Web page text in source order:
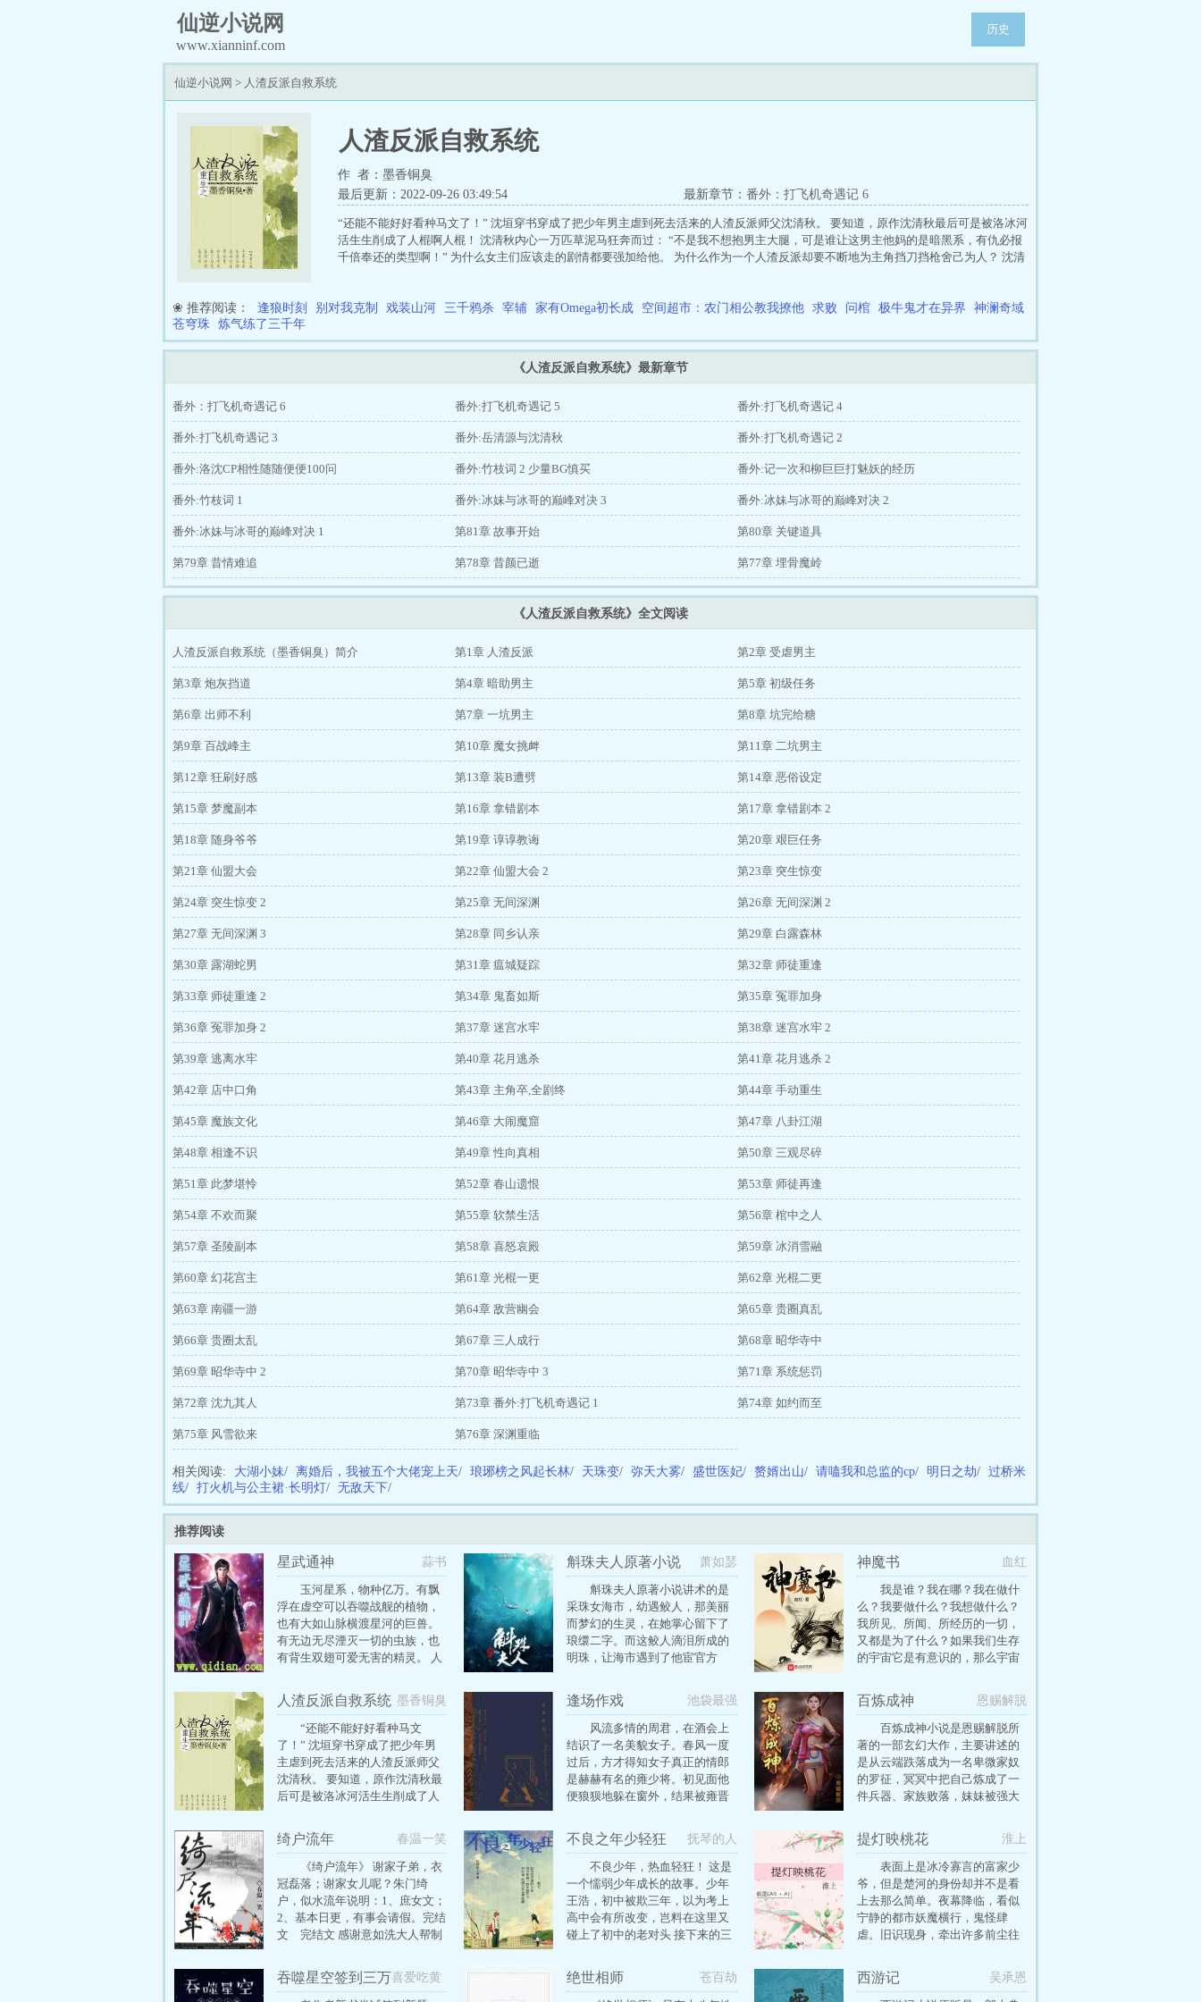
仙逆小说网
www.xianninf.com
历史
仙逆小说网 > 人渣反派自救系统
人渣反派自救系统
作 者：墨香铜臭
最后更新：2022-09-26 03:49:54
最新章节： 番外：打飞机奇遇记 6
“还能不能好好看种马文了！” 沈垣穿书穿成了把少年男主虐到死去活来的人渣反派师父沈清秋。 要知道，原作沈清秋最后可是被洛冰河
活生生削成了人棍啊人棍！ 沈清秋内心一万匹草泥马狂奔而过： “不是我不想抱男主大腿，可是谁让这男主他妈的是暗黑系，有仇必报
千倍奉还的类型啊！” 为什么女主们应该走的剧情都要强加给他。 为什么作为一个人渣反派却要不断地为主角挡刀挡枪舍己为人？ 沈清
❀ 推荐阅读： 逢狼时刻 别对我克制 戏装山河 三千鸦杀 宰辅 家有Omega初长成 空间超市：农门相公教我撩他 求败 问棺 极牛鬼才在异界
神澜奇域
苍穹珠 炼气练了三千年
《人渣反派自救系统》最新章节
番外：打飞机奇遇记 6 番外:打飞机奇遇记 5 番外:打飞机奇遇记 4
番外:打飞机奇遇记 3 番外:岳清源与沈清秋 番外:打飞机奇遇记 2
番外:洛沈CP相性随随便便100问 番外:竹枝词 2 少量BG慎买 番外:记一次和柳巨巨打魅妖的经历
番外:竹枝词 1 番外:冰妹与冰哥的巅峰对决 3 番外:冰妹与冰哥的巅峰对决 2
番外:冰妹与冰哥的巅峰对决 1 第81章 故事开始 第80章 关键道具
第79章 昔情难追 第78章 昔颜已逝 第77章 埋骨魔岭
《人渣反派自救系统》全文阅读
人渣反派自救系统（墨香铜臭）简介 第1章 人渣反派 第2章 受虐男主
第3章 炮灰挡道 第4章 暗助男主 第5章 初级任务
第6章 出师不利 第7章 一坑男主 第8章 坑完给糖
第9章 百战峰主 第10章 魔女挑衅 第11章 二坑男主
第12章 狂刷好感 第13章 装B遭劈 第14章 恶俗设定
第15章 梦魔副本 第16章 拿错剧本 第17章 拿错剧本 2
第18章 随身爷爷 第19章 谆谆教诲 第20章 艰巨任务
第21章 仙盟大会 第22章 仙盟大会 2 第23章 突生惊变
第24章 突生惊变 2 第25章 无间深渊 第26章 无间深渊 2
第27章 无间深渊 3 第28章 同乡认亲 第29章 白露森林
第30章 露湖蛇男 第31章 瘟城疑踪 第32章 师徒重逢
第33章 师徒重逢 2 第34章 鬼畜如斯 第35章 冤罪加身
第36章 冤罪加身 2 第37章 迷宫水牢 第38章 迷宫水牢 2
第39章 逃离水牢 第40章 花月逃杀 第41章 花月逃杀 2
第42章 店中口角 第43章 主角卒,全剧终 第44章 手动重生
第45章 魔族文化 第46章 大闹魔窟 第47章 八卦江湖
第48章 相逢不识 第49章 性向真相 第50章 三观尽碎
第51章 此梦堪怜 第52章 春山遗恨 第53章 师徒再逢
第54章 不欢而聚 第55章 软禁生活 第56章 棺中之人
第57章 圣陵副本 第58章 喜怒哀殿 第59章 冰消雪融
第60章 幻花宫主 第61章 光棍一更 第62章 光棍二更
第63章 南疆一游 第64章 敌营幽会 第65章 贵圈真乱
第66章 贵圈太乱 第67章 三人成行 第68章 昭华寺中
第69章 昭华寺中 2 第70章 昭华寺中 3 第71章 系统惩罚
第72章 沈九其人 第73章 番外:打飞机奇遇记 1 第74章 如约而至
第75章 风雪欲来 第76章 深渊重临
相关阅读: 大湖小妹/ 离婚后，我被五个大佬宠上天/ 琅琊榜之风起长林/ 天珠变/ 弥天大雾/ 盛世医妃/ 赘婿出山/ 请嗑我和总监的cp/ 明日之劫/ 过桥米
线/ 打火机与公主裙·长明灯/ 无敌天下/
推荐阅读
星武通神 蒜书
玉河星系，物种亿万。有飘
浮在虚空可以吞噬战舰的植物，
也有大如山脉横渡星河的巨兽。
有无边无尽湮灭一切的虫族，也
有背生双翅可爱无害的精灵。 人
古武推广提升身体素质，适应星
际环境，与万族争锋，抢夺生存
空间和资源，打下了一片大大的
疆域。 四百年后，联邦月图星上
一个普通学生，机缘巧合获得了
一枚种子，从此踏上武道，走上
征服星辰大海的通神之路。
斛珠夫人原著小说 萧如瑟
斛珠夫人原著小说讲术的是
采珠女海市，幼遇鲛人，那美丽
而梦幻的生灵，在她掌心留下了
琅缳二字。而这鲛人滴泪所成的
明珠，让海市遇到了他宦官方
清海公世子，而今却隐于皇帝之
侧，操纵着黑衣羽林军。他和帝
旭之间纠葛不清的命运，渐渐消
失在他唇边似是而非的笑痕中。
大徵朝，九州上又一个庞大的帝
国。曾经的内乱夺去了年轻皇帝
褚仲旭所有要守护的东西，所谓
兄弟背叛也好，一切都已经不再
重要。他自己创造的太平盛世，
要自己毁去。 万骑奔流，旌旗变
幻，这一世波澜壮阔，终将成就
倾国的传奇。而那晶莹圆润的鲛
珠，散落满地，辉映着每个人的
神魔书 血红
我是谁？我在哪？我在做什
么？我要做什么？我想做什么？
我所见、所闻、所经历的一切，
又都是为了什么？如果我们生存
的宇宙它是有意识的，那么宇宙
人渣反派自救系统 墨香铜臭
“还能不能好好看种马文
了！” 沈垣穿书穿成了把少年男
主虐到死去活来的人渣反派师父
沈清秋。 要知道，原作沈清秋最
后可是被洛冰河活生生削成了人
泥马狂奔而过： “不是我不想抱
男主大腿，可是谁让这男主他妈
的是暗黑系，有仇必报千倍奉还
的类型啊！” 为什么女主们应该
走的剧情都要强加给他。 为什么
作为一个人渣反派却要不断地为
主角挡刀挡枪舍己为人？ 沈清
逢场作戏 池袋最强
风流多情的周君，在酒会上
结识了一名美貌女子。春风一度
过后，方才得知女子真正的情郎
是赫赫有名的雍少将。初见面他
便狼狈地躲在窗外，结果被雍晋
巴。自此二人的纠缠便剪不断理
还乱，面对雍晋不知其意的亲近
与强势，周君的回应与反击，就
像一场精彩的探戈，你进我退，
没有绝对的赢家。 风流少爷受X
官二代攻 有女装情节，慎入 架空
背景
百炼成神 恩赐解脱
百炼成神小说是恩赐解脱所
著的一部玄幻大作，主要讲述的
是从云端跌落成为一名卑微家奴
的罗征，冥冥中把自己炼成了一
件兵器、家族败落，妹妹被强大
天安排好的，还是所谓的无命
者？
绮户流年 春温一笑
《绮户流年》 谢家子弟，衣
冠磊落；谢家女儿呢？朱门绮
户，似水流年说明：1、庶女文；
2、基本日更，有事会请假。完结
文 完结文 感谢意如洗大人帮制
喜欢的话去看看
不良之年少轻狂 抚琴的人
不良少年，热血轻狂！ 这是
一个懦弱少年成长的故事。少年
王浩，初中被欺三年，以为考上
高中会有所改变，岂料在这里又
碰上了初中的老对头 接下来的三
反抗，少年王浩面临最艰难的选
择。 李毅吧神贴之一，点击数
提灯映桃花 淮上
表面上是冰冷寡言的富家少
爷，但是楚河的身份却并不是看
上去那么简单。夜幕降临，看似
宁静的都市妖魔横行，鬼怪肆
虐。旧识现身，牵出许多前尘往
表每天都被自己帅醒攻和坚强不
息打不死受（误到天际）如何夫
吞噬星空签到三万
年
喜爱吃黄
瓜
绝世相师 苍百劫 西游记 吴承恩